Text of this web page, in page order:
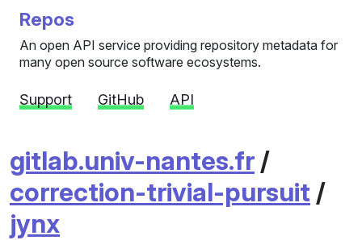
Repos
An open API service providing repository metadata for
many open source software ecosystems.
Support GitHub API
gitlab.univ-nantes.fr /
correction-trivial-pursuit /
jynx